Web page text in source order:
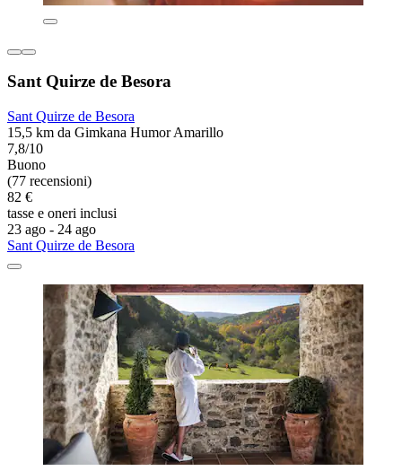
Sant Quirze de Besora
Sant Quirze de Besora
15,5 km da Gimkana Humor Amarillo
7,8/10
Buono
(77 recensioni)
82 €
tasse e oneri inclusi
23 ago - 24 ago
Sant Quirze de Besora